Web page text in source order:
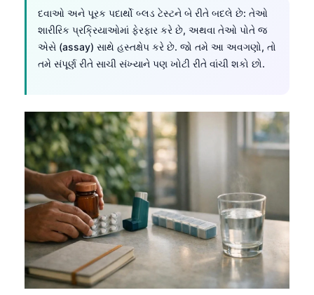
દવાઓ અને પૂરક પદાર્થો બ્લડ ટેસ્ટને બે રીતે બદલે છે: તેઓ
શારીરિક પ્રક્રિયાઓમાં ફેરફાર કરે છે, અથવા તેઓ પોતે જ
એસે (assay) સાથે હસ્તક્ષેપ કરે છે. જો તમે આ અવગણો, તો
તમે સંપૂર્ણ રીતે સાચી સંખ્યાને પણ ખોટી રીતે વાંચી શકો છો.